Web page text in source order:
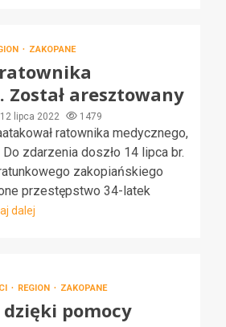
ZAKOPANE
Został aresztowany
12 lipca 2022 1479
ratownika medycznego,
zdarzenia doszło 14 lipca br.
zakopiańskiego
przestępstwo 34-latek
dalej
REGION ZAKOPANE
pomocy